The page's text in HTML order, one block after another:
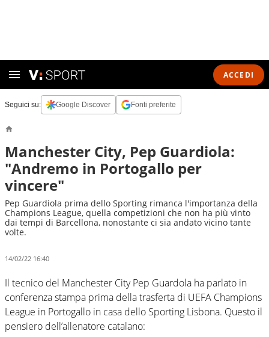
ACCEDI
Seguici su: Google Discover Fonti preferite
Manchester City, Pep Guardiola:
"Andremo in Portogallo per
vincere"
Pep Guardiola prima dello Sporting rimanca l'importanza della
Champions League, quella competizioni che non ha più vinto
dai tempi di Barcellona, nonostante ci sia andato vicino tante
volte.
14/02/22 16:40
Il tecnico del Manchester City Pep Guardola ha parlato in
conferenza stampa prima della trasferta di UEFA Champions
League in Portogallo in casa dello Sporting Lisbona. Questo il
pensiero dell’allenatore catalano: